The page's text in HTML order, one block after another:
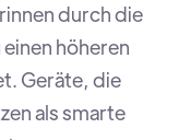
durch die
höheren
Geräte, die
als smarte